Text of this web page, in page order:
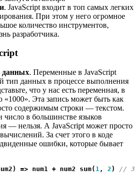
. JavaScript входит в топ самых легких
При этом у него огромное
количество инструментов,
разработчика.
данных. Переменные в JavaScript
тип данных в процессе выполнения
что у нас есть переменная, в
«1000». Эта запись может быть как
содержимым строки — текстом.
число в большинстве языков
— нельзя. А JavaScript может просто
За счет этого в коде
ошибки, которые бывает
) => num1 + num2 sum( 1, 2 ) // 3